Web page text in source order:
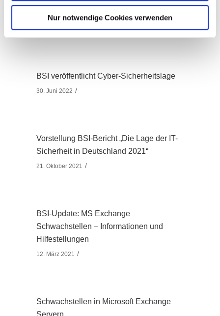
Nur notwendige Cookies verwenden
Related posts
BSI veröffentlicht Cyber-Sicherheitslage
30. Juni 2022
Vorstellung BSI-Bericht „Die Lage der IT-
Sicherheit in Deutschland 2021“
21. Oktober 2021
BSI-Update: MS Exchange
Schwachstellen – Informationen und
Hilfestellungen
12. März 2021
Schwachstellen in Microsoft Exchange
Servern